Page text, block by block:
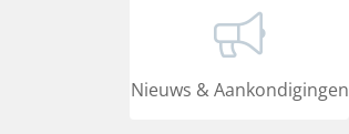
Nieuws & Aankondigingen